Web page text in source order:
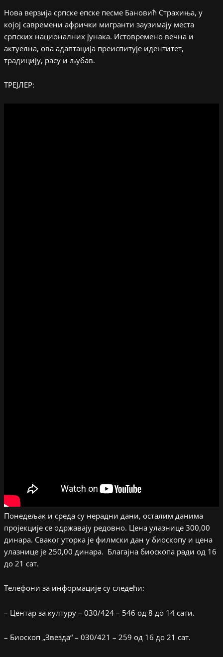
Нова верзија српске епске песме Бановић Страхиња, у
којој савремени афрички мигранти заузимају места
српских националних јунака. Истовремено вечна и
актуелна, ова адаптација преиспитује идентитет,
традицију, расу и љубав.
ТРЕЈЛЕР:
Понедељак и среда су нерадни дани, осталим данима
пројекције се одржавају редовно. Цена улазнице 300,00
динара. Сваког уторка је филмски дан у биоскопу и цена
улазнице је 250,00 динара. Благајна биоскопа ради од 16
до 21 сат.
Телефони за информације су следећи:
– Центар за културу – 030/424 – 546 од 8 до 14 сати.
– Биоскоп „Звезда“ – 030/421 – 259 од 16 до 21 сат.